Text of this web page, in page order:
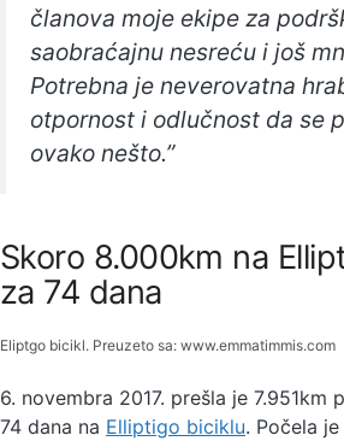
članova moje ekipe za
saobraćajnu nesreću i još
Potrebna je neverovatna
otpornost i odlučnost da se
ovako nešto.”
Skoro 8.000km na
za 74 dana
Eliptgo bicikl. Preuzeto sa: www.emmatimmis.com
6. novembra 2017. prešla je 7.951km
74 dana na Elliptigo biciklu. Počela